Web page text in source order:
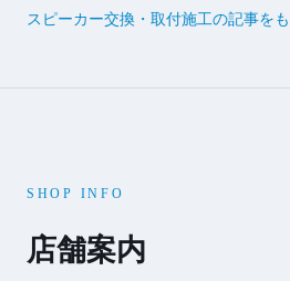
スピーカー交換・取付施工の記事を
SHOP INFO
店舗案内